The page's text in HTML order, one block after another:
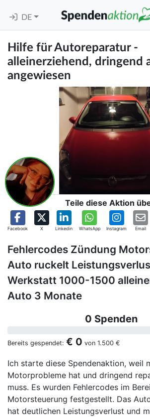
DE
Hilfe für Autoreparatur -
alleinerziehend, dringend
angewiesen
Teile diese Aktion
Facebook X Linkedin WhatsApp Instagram Email
Fehlercodes Zündung
Auto ruckelt
Werkstatt 1000-1500
Auto 3 Monate
0 Spenden
Bereits gespendet: € 0 von 1.500 €
Ich starte diese Spendenaktion, weil
Motorprobleme hat und dringend
muss. Es wurden Fehlercodes im
Motorsteuerung festgestellt. Das
hat deutlichen Leistungsverlust und